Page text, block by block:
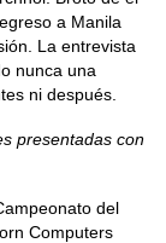
a Manila
La entrevista
nunca una
ni después.
presentadas con
del
Computers